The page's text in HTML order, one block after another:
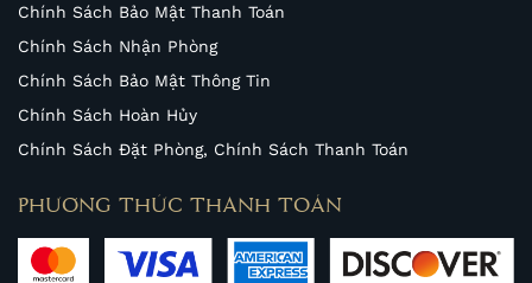
Chính Sách Bảo Mật Thanh Toán
Chính Sách Nhận Phòng
Chính Sách Bảo Mật Thông Tin
Chính Sách Hoàn Hủy
Chính Sách Đặt Phòng, Chính Sách Thanh Toán
PHƯƠNG THỨC THANH TOÁN